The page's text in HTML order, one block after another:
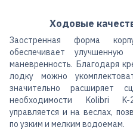
Ходовые
Заостренная форма
обеспечивает
маневренность. Благодаря
лодку можно
значительно расширяет
необходимости Kolibri
управляется и на веслах,
по узким и мелким водоемам.